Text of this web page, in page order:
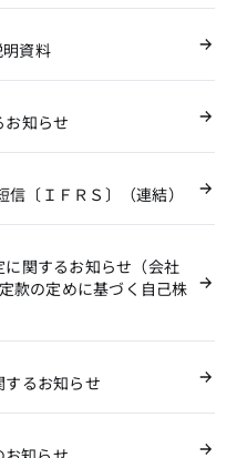
資料
知らせ
〔ＩＦＲＳ〕（連結）
関するお知らせ（会社
款の定めに基づく自己株
るお知らせ